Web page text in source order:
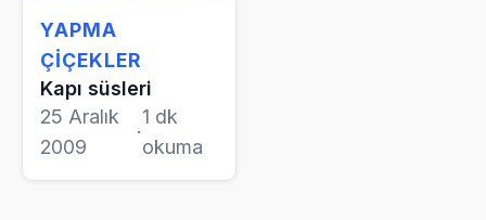
YAPMA
ÇIÇEKLER
Kapı süsleri
25 Aralık
2009
·
1 dk
okuma